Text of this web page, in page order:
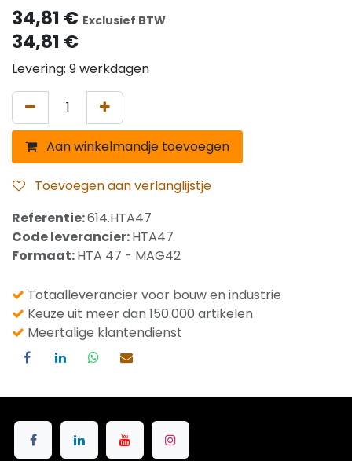
34,81 € Exclusief BTW
34,81 €
Levering: 9 werkdagen
Aan winkelmandje toevoegen
Toevoegen aan verlanglijstje
Referentie:614.HTA47
Code leverancier:HTA47
Formaat:HTA 47 - MAG42
Totaalleverancier voor bouw en industrie
Keuze uit meer dan 150.000 artikelen
Meertalige klantendienst